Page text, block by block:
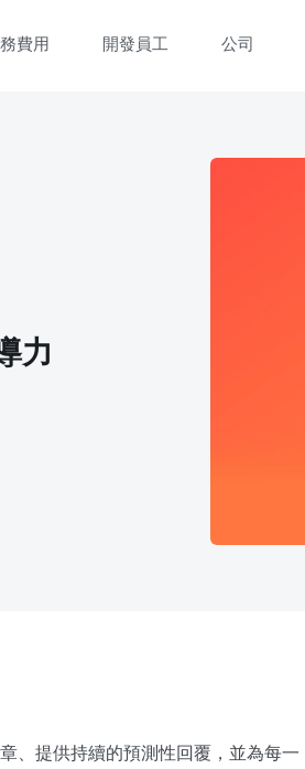
費用 開發員工 公司
力
、提供持續的預測性回覆，並為每一